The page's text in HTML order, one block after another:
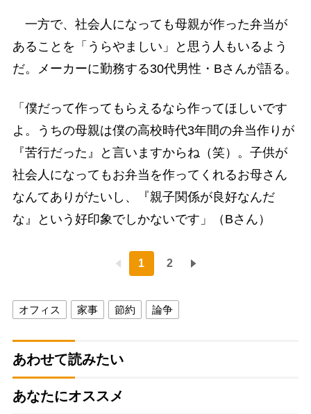
一方で、社会人になっても母親が作った弁当が
あることを「うらやましい」と思う人もいるよう
だ。メーカーに勤務する30代男性・Bさんが語る。
「僕だって作ってもらえるなら作ってほしいです
よ。うちの母親は僕の高校時代3年間の弁当作りが
『苦行だった』と言いますからね（笑）。子供が
社会人になってもお弁当を作ってくれるお母さん
なんてありがたいし、『親子関係が良好なんだ
な』という好印象でしかないです」（Bさん）
1 2
オフィス 家事 節約 論争
あわせて読みたい
あなたにオススメ